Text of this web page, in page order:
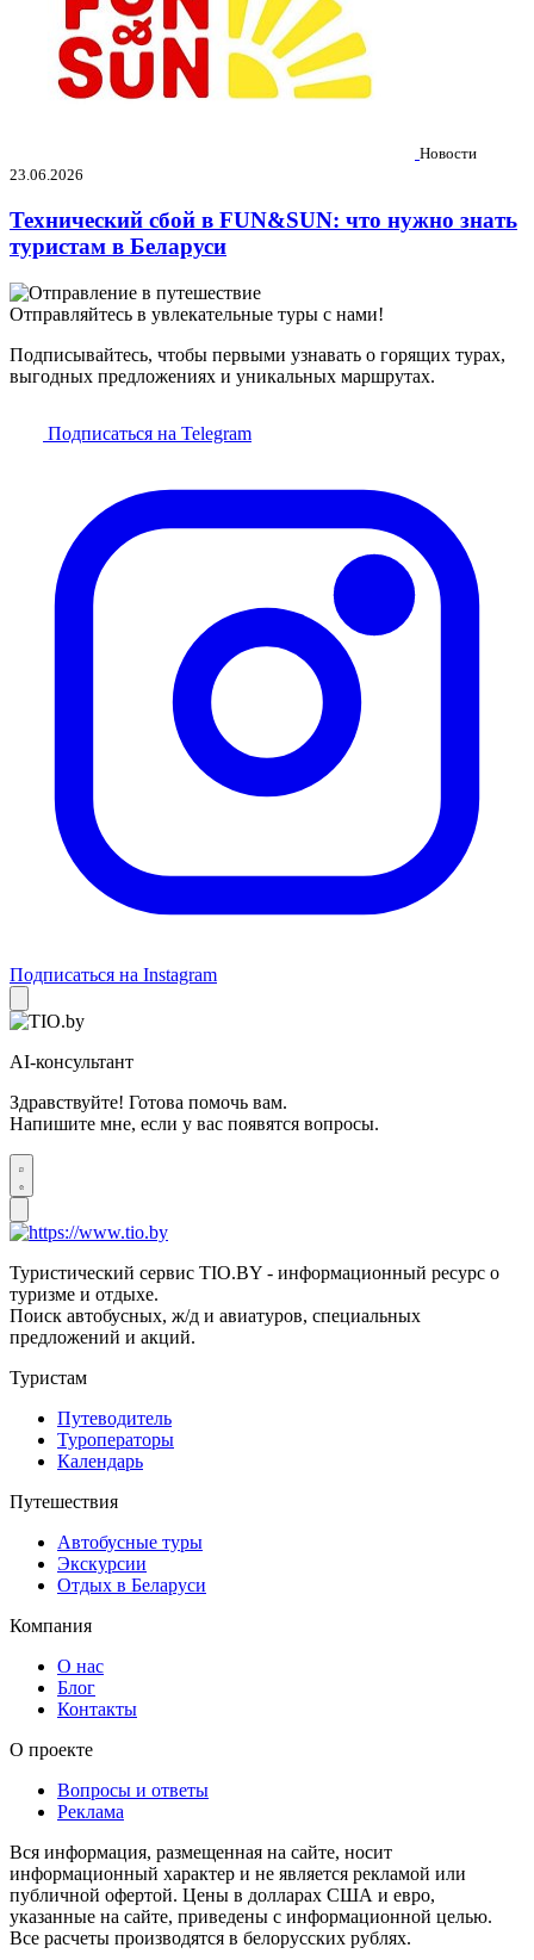
Новости
23.06.2026
Технический сбой в FUN&SUN: что нужно знать
туристам в Беларуси
Отправляйтесь в увлекательные туры с нами!
Подписывайтесь, чтобы первыми узнавать о горящих турах,
выгодных предложениях и уникальных маршрутах.
Подписаться на Telegram
Подписаться на Instagram
AI-консультант
Здравствуйте! Готова помочь вам.
Напишите мне, если у вас появятся вопросы.
Туристический сервис TIO.BY - информационный ресурс о
туризме и отдыхе.
Поиск автобусных, ж/д и авиатуров, специальных
предложений и акций.
Туристам
Путеводитель
Туроператоры
Календарь
Путешествия
Автобусные туры
Экскурсии
Отдых в Беларуси
Компания
О нас
Блог
Контакты
О проекте
Вопросы и ответы
Реклама
Вся информация, размещенная на сайте, носит
информационный характер и не является рекламой или
публичной офертой. Цены в долларах США и евро,
указанные на сайте, приведены с информационной целью.
Все расчеты производятся в белорусских рублях.